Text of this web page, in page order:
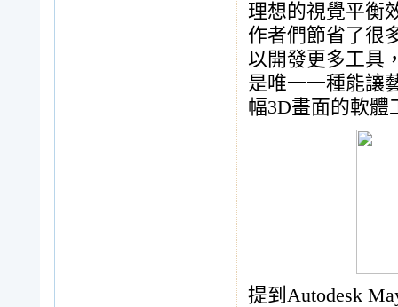
理想的視覺平衡
作者們節省了很
以開發更多工具
是唯一一種能讓
幅3D畫面的軟體
提到Autodesk